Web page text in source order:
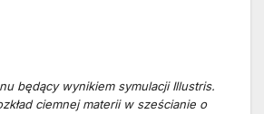
będący wynikiem symulacji Illustris.
ciemnej materii w sześcianie o